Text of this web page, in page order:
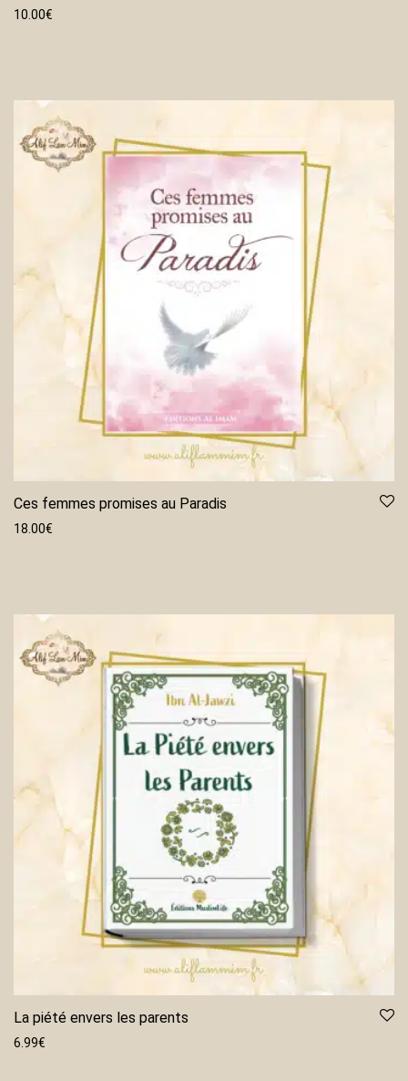
10.00€
Ces femmes promises au Paradis
18.00€
La piété envers les parents
6.99€